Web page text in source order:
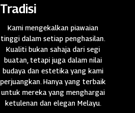
Tradisi
Kami mengekalkan piawaian
tinggi dalam setiap penghasilan.
Kualiti bukan sahaja dari segi
buatan, tetapi juga dalam nilai
budaya dan estetika yang kami
perjuangkan. Hanya yang terbaik
untuk mereka yang menghargai
ketulenan dan elegan Melayu.